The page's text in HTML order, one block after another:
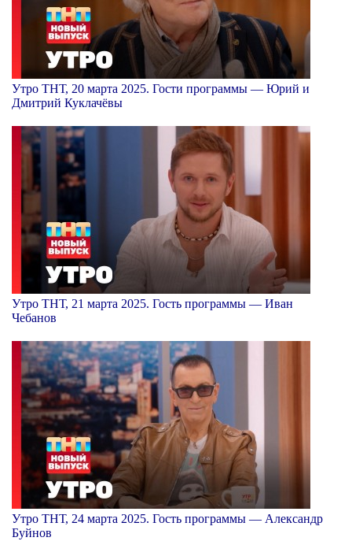
Утро ТНТ, 20 марта 2025. Гости программы — Юрий и
Дмитрий Куклачёвы
Утро ТНТ, 21 марта 2025. Гость программы — Иван
Чебанов
Утро ТНТ, 24 марта 2025. Гость программы — Александр
Буйнов